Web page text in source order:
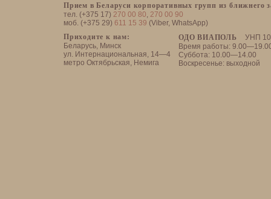
Прием в Беларуси корпоративных групп из ближнего
тел. (+375 17) 270 00 80, 270 00 90
моб. (+375 29) 611 15 39 (Viber, WhatsApp)
ОДО ВИАПОЛЬ
УНП
Время работы:
Суббота: 10.00—14.00
Воскресенье: выходной
Приходите к нам:
Беларусь, Минск
ул. Интернациональная, 14—4
метро Октябрьская, Немига